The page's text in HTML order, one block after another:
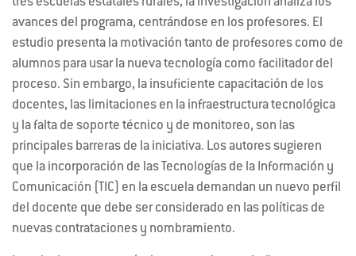
avances del programa, centrándose en los profesores. El
estudio presenta la motivación tanto de profesores como de
alumnos para usar la nueva tecnología como facilitador del
proceso. Sin embargo, la insuficiente capacitación de los
docentes, las limitaciones en la infraestructura tecnológica
y la falta de soporte técnico y de monitoreo, son las
principales barreras de la iniciativa. Los autores sugieren
que la incorporación de las Tecnologías de la Información y
Comunicación (
TIC ) en la escuela demandan un nuevo perfil
del docente que debe ser considerado en las políticas de
nuevas contrataciones y nombramiento.